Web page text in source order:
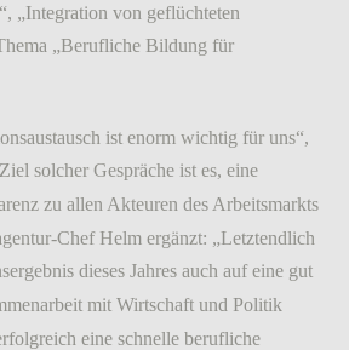
„Integration von geflüchteten
„Berufliche Bildung für
ist enorm wichtig für uns“,
solcher Gespräche ist es, eine
zu allen Akteuren des Arbeitsmarkts
Chef Helm ergänzt: „Letztendlich
dieses Jahres auch auf eine gut
mit Wirtschaft und Politik
eine schnelle berufliche